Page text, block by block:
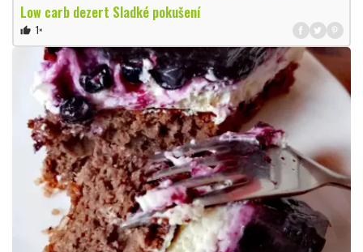
Low carb dezert Sladké pokušení
thumb_up 1×